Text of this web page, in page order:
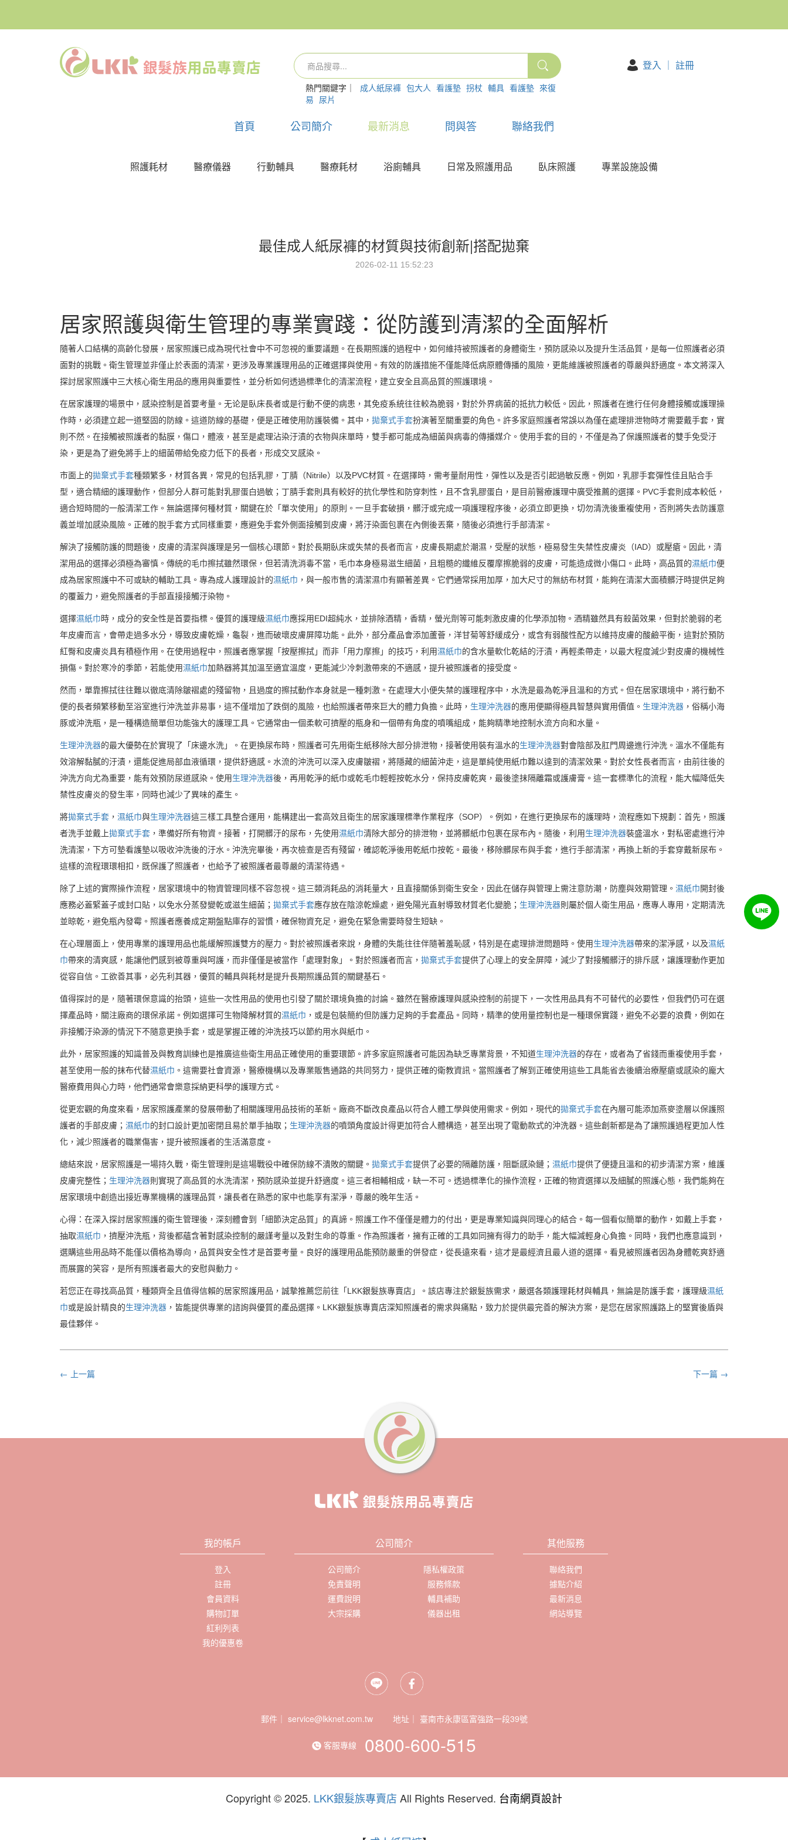
熱門關鍵字｜ 成人紙尿褲 包大人 看護墊 拐杖 輔具 看護墊 來復
易 尿片
登入 ｜ 註冊
首頁 公司簡介 最新消息 問與答 聯絡我們
照護耗材 醫療儀器 行動輔具 醫療耗材 浴廁輔具 日常及照護用品 臥床照護 專業設施設備
最佳成人紙尿褲的材質與技術創新|搭配拋棄
2026-02-11 15:52:23
居家照護與衛生管理的專業實踐：從防護到清潔的全面解析
隨著人口結構的高齡化發展，居家照護已成為現代社會中不可忽視的重要議題。在長期照護的過程中，如何維持被照護者的身體衛生，預防感染以及提升生活品質，是每一位照護者必須
面對的挑戰。衛生管理並非僅止於表面的清潔，更涉及專業護理用品的正確選擇與使用。有效的防護措施不僅能降低病原體傳播的風險，更能維護被照護者的尊嚴與舒適度。本文將深入
探討居家照護中三大核心衛生用品的應用與重要性，並分析如何透過標準化的清潔流程，建立安全且高品質的照護環境。
在居家護理的場景中，感染控制是首要考量。无论是臥床長者或是行動不便的病患，其免疫系統往往較為脆弱，對於外界病菌的抵抗力較低。因此，照護者在進行任何身體接觸或護理操
作時，必須建立起一道堅固的防線。這道防線的基礎，便是正確使用防護裝備。其中， 拋棄式手套扮演著至關重要的角色。許多家庭照護者常誤以為僅在處理排泄物時才需要戴手套，實
則不然。在接觸被照護者的黏膜，傷口，體液，甚至是處理沾染汙漬的衣物與床單時，雙手都可能成為細菌與病毒的傳播媒介。使用手套的目的，不僅是為了保護照護者的雙手免受汙
染，更是為了避免將手上的細菌帶給免疫力低下的長者，形成交叉感染。
市面上的拋棄式手套種類繁多，材質各異，常見的包括乳膠，丁腈（Nitrile）以及PVC材質。在選擇時，需考量耐用性，彈性以及是否引起過敏反應。例如，乳膠手套彈性佳且貼合手
型，適合精細的護理動作，但部分人群可能對乳膠蛋白過敏；丁腈手套則具有較好的抗化學性和防穿刺性，且不含乳膠蛋白，是目前醫療護理中廣受推薦的選擇。PVC手套則成本較低，
適合短時間的一般清潔工作。無論選擇何種材質，關鍵在於「單次使用」的原則。一旦手套破損，髒汙或完成一項護理程序後，必須立即更換，切勿清洗後重複使用，否則將失去防護意
義並增加感染風險。正確的脫手套方式同樣重要，應避免手套外側面接觸到皮膚，將汙染面包裹在內側後丟棄，隨後必須進行手部清潔。
解決了接觸防護的問題後，皮膚的清潔與護理是另一個核心環節。對於長期臥床或失禁的長者而言，皮膚長期處於潮濕，受壓的狀態，極易發生失禁性皮膚炎（IAD）或壓瘡。因此，清
潔用品的選擇必須極為審慎。傳統的毛巾擦拭雖然環保，但若清洗消毒不當，毛巾本身極易滋生細菌，且粗糙的纖維反覆摩擦脆弱的皮膚，可能造成微小傷口。此時，高品質的濕紙巾便
成為居家照護中不可或缺的輔助工具。專為成人護理設計的濕紙巾 ，與一般市售的清潔濕巾有顯著差異。它們通常採用加厚，加大尺寸的無紡布材質，能夠在清潔大面積髒汙時提供足夠
的覆蓋力，避免照護者的手部直接接觸汙染物。
選擇濕紙巾時，成分的安全性是首要指標。優質的護理級濕紙巾應採用EDI超純水，並排除酒精，香精，螢光劑等可能刺激皮膚的化學添加物。酒精雖然具有殺菌效果，但對於脆弱的老
年皮膚而言，會帶走過多水分，導致皮膚乾燥，龜裂，進而破壞皮膚屏障功能。此外，部分產品會添加蘆薈，洋甘菊等舒緩成分，或含有弱酸性配方以維持皮膚的酸鹼平衡，這對於預防
紅臀和皮膚炎具有積極作用。在使用過程中，照護者應掌握「按壓擦拭」而非「用力摩擦」的技巧，利用濕紙巾的含水量軟化乾結的汙漬，再輕柔帶走，以最大程度減少對皮膚的機械性
損傷。對於寒冷的季節，若能使用濕紙巾加熱器將其加溫至適宜溫度，更能減少冷刺激帶來的不適感，提升被照護者的接受度。
然而，單靠擦拭往往難以徹底清除皺褶處的殘留物，且過度的擦拭動作本身就是一種刺激。在處理大小便失禁的護理程序中，水洗是最為乾淨且溫和的方式。但在居家環境中，將行動不
便的長者頻繁移動至浴室進行沖洗並非易事，這不僅增加了跌倒的風險，也給照護者帶來巨大的體力負擔。此時， 生理沖洗器的應用便顯得極具智慧與實用價值。 生理沖洗器 ，俗稱小海
豚或沖洗瓶，是一種構造簡單但功能強大的護理工具。它通常由一個柔軟可擠壓的瓶身和一個帶有角度的噴嘴組成，能夠精準地控制水流方向和水量。
生理沖洗器的最大優勢在於實現了「床邊水洗」。在更換尿布時，照護者可先用衛生紙移除大部分排泄物，接著使用裝有溫水的生理沖洗器對會陰部及肛門周邊進行沖洗。溫水不僅能有
效溶解黏膩的汙漬，還能促進局部血液循環，提供舒適感。水流的沖洗可以深入皮膚皺褶，將隱藏的細菌沖走，這是單純使用紙巾難以達到的清潔效果。對於女性長者而言，由前往後的
沖洗方向尤為重要，能有效預防尿道感染。使用生理沖洗器後，再用乾淨的紙巾或乾毛巾輕輕按乾水分，保持皮膚乾爽，最後塗抹隔離霜或護膚膏。這一套標準化的流程，能大幅降低失
禁性皮膚炎的發生率，同時也減少了異味的產生。
將拋棄式手套 ， 濕紙巾與生理沖洗器這三樣工具整合運用，能構建出一套高效且衛生的居家護理標準作業程序（SOP）。例如，在進行更換尿布的護理時，流程應如下規劃：首先，照護
者洗手並戴上拋棄式手套 ，準備好所有物資。接著，打開髒汙的尿布，先使用濕紙巾清除大部分的排泄物，並將髒紙巾包裹在尿布內。隨後，利用生理沖洗器裝盛溫水，對私密處進行沖
洗清潔，下方可墊看護墊以吸收沖洗後的汙水。沖洗完畢後，再次檢查是否有殘留，確認乾淨後用乾紙巾按乾。最後，移除髒尿布與手套，進行手部清潔，再換上新的手套穿戴新尿布。
這樣的流程環環相扣，既保護了照護者，也給予了被照護者最尊嚴的清潔待遇。
除了上述的實際操作流程，居家環境中的物資管理同樣不容忽視。這三類消耗品的消耗量大，且直接關係到衛生安全，因此在儲存與管理上需注意防潮，防塵與效期管理。 濕紙巾開封後
應務必蓋緊蓋子或封口貼，以免水分蒸發變乾或滋生細菌； 拋棄式手套應存放在陰涼乾燥處，避免陽光直射導致材質老化變脆； 生理沖洗器則屬於個人衛生用品，應專人專用，定期清洗
並晾乾，避免瓶內發霉。照護者應養成定期盤點庫存的習慣，確保物資充足，避免在緊急需要時發生短缺。
在心理層面上，使用專業的護理用品也能緩解照護雙方的壓力。對於被照護者來說，身體的失能往往伴隨著羞恥感，特別是在處理排泄問題時。使用生理沖洗器帶來的潔淨感，以及濕紙
巾帶來的清爽感，能讓他們感到被尊重與呵護，而非僅僅是被當作「處理對象」。對於照護者而言， 拋棄式手套提供了心理上的安全屏障，減少了對接觸髒汙的排斥感，讓護理動作更加
從容自信。工欲善其事，必先利其器，優質的輔具與耗材是提升長期照護品質的關鍵基石。
值得探討的是，隨著環保意識的抬頭，這些一次性用品的使用也引發了關於環境負擔的討論。雖然在醫療護理與感染控制的前提下，一次性用品具有不可替代的必要性，但我們仍可在選
擇產品時，關注廠商的環保承諾。例如選擇可生物降解材質的濕紙巾 ，或是包裝簡約但防護力足夠的手套產品。同時，精準的使用量控制也是一種環保實踐，避免不必要的浪費，例如在
非接觸汙染源的情況下不隨意更換手套，或是掌握正確的沖洗技巧以節約用水與紙巾。
此外，居家照護的知識普及與教育訓練也是推廣這些衛生用品正確使用的重要環節。許多家庭照護者可能因為缺乏專業背景，不知道生理沖洗器的存在，或者為了省錢而重複使用手套，
甚至使用一般的抹布代替濕紙巾 。這需要社會資源，醫療機構以及專業販售通路的共同努力，提供正確的衛教資訊。當照護者了解到正確使用這些工具能省去後續治療壓瘡或感染的龐大
醫療費用與心力時，他們通常會樂意採納更科學的護理方式。
從更宏觀的角度來看，居家照護產業的發展帶動了相關護理用品技術的革新。廠商不斷改良產品以符合人體工學與使用需求。例如，現代的拋棄式手套在內層可能添加燕麥塗層以保護照
護者的手部皮膚； 濕紙巾的封口設計更加密閉且易於單手抽取； 生理沖洗器的噴頭角度設計得更加符合人體構造，甚至出現了電動款式的沖洗器。這些創新都是為了讓照護過程更加人性
化，減少照護者的職業傷害，提升被照護者的生活滿意度。
總結來說，居家照護是一場持久戰，衛生管理則是這場戰役中確保防線不潰敗的關鍵。 拋棄式手套提供了必要的隔離防護，阻斷感染鏈； 濕紙巾提供了便捷且溫和的初步清潔方案，維護
皮膚完整性； 生理沖洗器則實現了高品質的水洗清潔，預防感染並提升舒適度。這三者相輔相成，缺一不可。透過標準化的操作流程，正確的物資選擇以及細膩的照護心態，我們能夠在
居家環境中創造出接近專業機構的護理品質，讓長者在熟悉的家中也能享有潔淨，尊嚴的晚年生活。
心得：在深入探討居家照護的衛生管理後，深刻體會到「細節決定品質」的真諦。照護工作不僅僅是體力的付出，更是專業知識與同理心的結合。每一個看似簡單的動作，如戴上手套，
抽取濕紙巾 ，擠壓沖洗瓶，背後都蘊含著對感染控制的嚴謹考量以及對生命的尊重。作為照護者，擁有正確的工具如同擁有得力的助手，能大幅減輕身心負擔。同時，我們也應意識到，
選購這些用品時不能僅以價格為導向，品質與安全性才是首要考量。良好的護理用品能預防嚴重的併發症，從長遠來看，這才是最經濟且最人道的選擇。看見被照護者因為身體乾爽舒適
而展露的笑容，是所有照護者最大的安慰與動力。
若您正在尋找高品質，種類齊全且值得信賴的居家照護用品，誠摯推薦您前往「LKK銀髮族專賣店」。該店專注於銀髮族需求，嚴選各類護理耗材與輔具，無論是防護手套，護理級濕紙
巾或是設計精良的生理沖洗器 ，皆能提供專業的諮詢與優質的產品選擇。LKK銀髮族專賣店深知照護者的需求與痛點，致力於提供最完善的解決方案，是您在居家照護路上的堅實後盾與
最佳夥伴。
← 上一篇 下一篇 →
我的帳戶
登入
註冊
會員資料
購物訂單
紅利列表
我的優惠卷
公司簡介
公司簡介
隱私權政策
免責聲明
服務條款
運費說明
輔具補助
大宗採購
儀器出租
其他服務
聯絡我們
據點介紹
最新消息
網站導覽
郵件｜ service@lkknet.com.tw 地址｜
客服專線 0800-600-515
Copyright © 2025. LKK銀髮族專賣店 All Rights Reserved. 台南網頁設計